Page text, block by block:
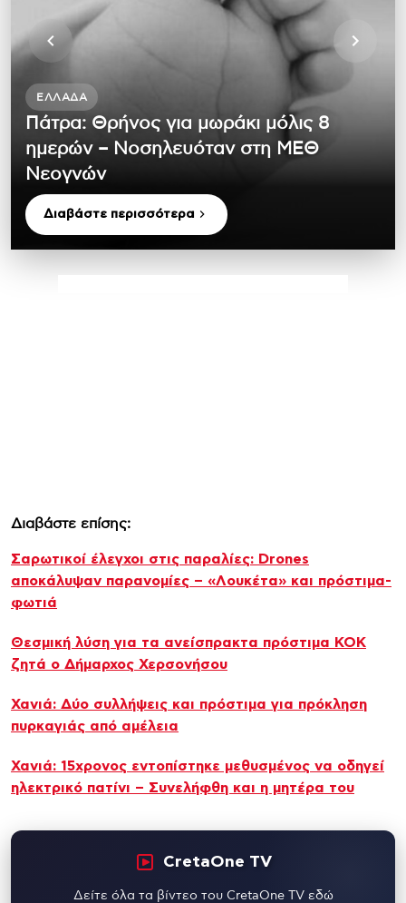
ΕΛΛΆΔΑ
Πάτρα: Θρήνος για μωράκι μόλις 8
ημερών – Νοσηλευόταν στη ΜΕΘ
Νεογνών
Διαβάστε περισσότερα
Διαβάστε επίσης:
Σαρωτικοί έλεγχοι στις παραλίες: Drones
αποκάλυψαν παρανομίες – «Λουκέτα» και πρόστιμα-
φωτιά
Θεσμική λύση για τα ανείσπρακτα πρόστιμα ΚΟΚ
ζητά ο Δήμαρχος Χερσονήσου
Χανιά: Δύο συλλήψεις και πρόστιμα για πρόκληση
πυρκαγιάς από αμέλεια
Χανιά: 15χρονος εντοπίστηκε μεθυσμένος να οδηγεί
ηλεκτρικό πατίνι – Συνελήφθη και η μητέρα του
CretaOne TV
Δείτε όλα τα βίντεο του CretaOne TV εδώ